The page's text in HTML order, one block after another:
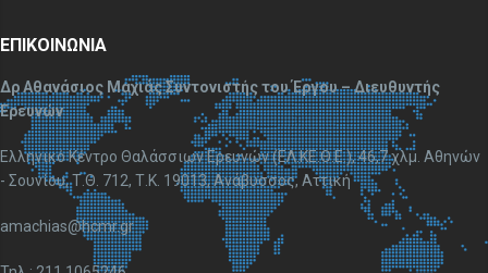
ΕΠΙΚΟΙΝΩΝΙΑ
Δρ Αθανάσιος Μαχιάς Συντονιστής του Έργου – Διευθυντής
Ερευνών
Ελληνικό Κέντρο Θαλάσσιων Ερευνών (ΕΛ.ΚΕ.Θ.Ε.), 46,7 χλμ. Αθηνών
- Σουνίου, Τ.Θ. 712, Τ.Κ. 19013, Ανάβυσσος, Αττική
amachias@hcmr.gr